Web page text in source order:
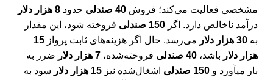
مشخصی فعالیت می‌کند؛ فروش 40 صندلی حدود
درآمد ناخالص دارد. اگر 150 صندلی
فروخته شود، این مقدار
به 30 هزار دلار می‌رسد. حال اگر هزینه‌های ثابت پرواز 15
هزار دلار باشد، 40 صندلی فروخته‌شده،
ضرر به
بار می‎آورد و
150 صندلی اشغال‌شده نیز 15 هزار دلار
سود به